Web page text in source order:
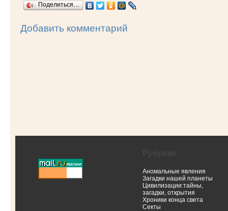
Поделиться…
Добавить комментарий
Рубрики
Аномальные явления
Загадки нашей планеты
Цивилизации:тайны,
загадки, открытия
Хроники конца света
Секты